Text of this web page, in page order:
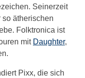
Seinerzeit
ätherischen
Folktronica ist
mit Daughter,
Pixx, die sich